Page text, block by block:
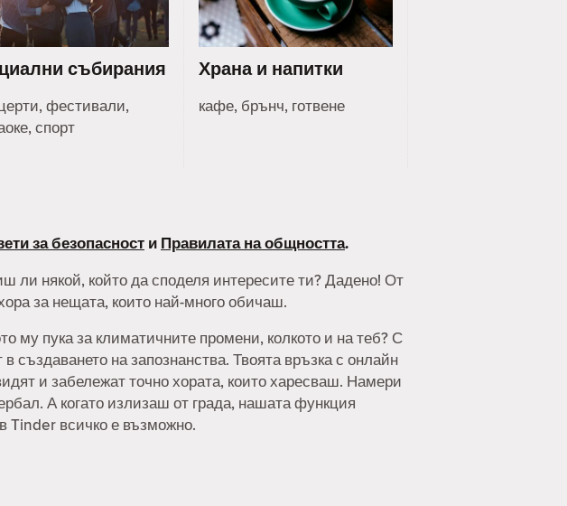
събирания
фестивали,
спорт
Храна и напитки
кафе, брънч, готвене
за безопасност и Правилата на общността.
ли някой, който да споделя интересите ти? Дадено! От
за нещата, които най-много обичаш.
му пука за климатичните промени, колкото и на теб? С
на запознанства. Твоята връзка с онлайн
и забележат точно хората, които харесваш. Намери
А когато излизаш от града, нашата функция
Tinder всичко е възможно.